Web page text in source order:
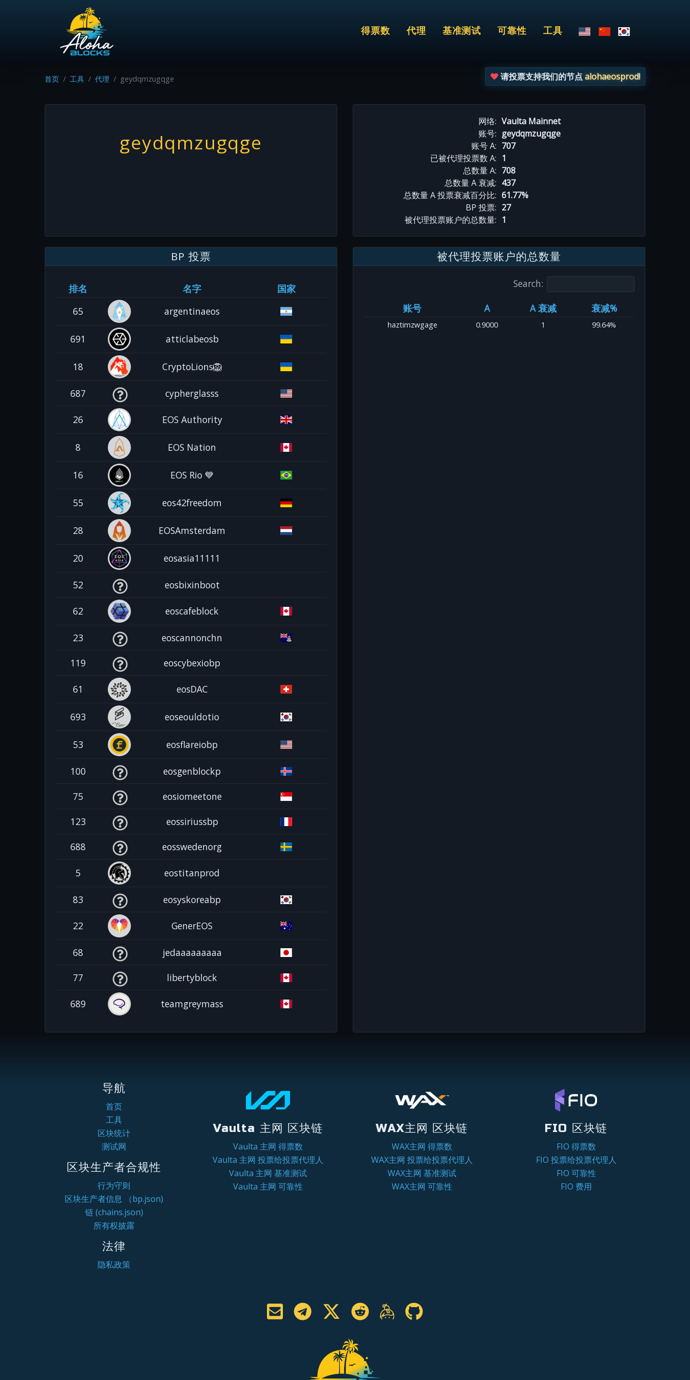
得票数 代理 基准测试 可靠性 工具
首页 工具 代理 geydqmzugqge 请投票支持我们的节点alohaeosprod!
geydqmzugqge
网络: Vaulta Mainnet
账号: geydqmzugqge
账号 A: 707
已被代理投票数 A: 1
总数量 A: 708
总数量 A 衰减: 437
总数量 A 投票衰减百分比: 61.77%
BP 投票: 27
被代理投票账户的总数量: 1
BP 投票
排名 名字
国家
65
argentinaeos
691 atticlabeosb
18 CryptoLions🦁
687 cypherglasss
26 EOS Authority
8 EOS Nation
16 EOS Rio 💙
55 eos42freedom
28 EOSAmsterdam
20 eosasia11111
52 eosbixinboot
62 eoscafeblock
23 eoscannonchn
119 eoscybexiobp
61 eosDAC
693 eoseouldotio
53 eosflareiobp
100 eosgenblockp
75 eosiomeetone
123 eossiriussbp
688 eosswedenorg
5 eostitanprod
83 eosyskoreabp
22 GenerEOS
68 jedaaaaaaaaa
77 libertyblock
689 teamgreymass
被代理投票账户的总数量
Search:
账号
A A 衰减 衰减%
haztimzwgage 0.9000 1 99.64%
导航
首页
工具
区块统计
测试网
区块生产者合规性
行为守则
区块生产者信息 （bp.json)
链 (chains.json)
所有权披露
法律
隐私政策
Vaulta 主网 区块链
Vaulta 主网 得票数
Vaulta 主网 投票给投票代理人
Vaulta 主网 基准测试
Vaulta 主网 可靠性
WAX主网 区块链
WAX主网 得票数
WAX主网 投票给投票代理人
WAX主网 基准测试
WAX主网 可靠性
FIO 区块链
FIO 得票数
FIO 投票给投票代理人
FIO 可靠性
FIO 费用